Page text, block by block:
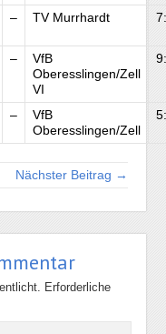
– TV Murrhardt
–
VfB
Oberesslingen/Zell
VI
–
VfB
Oberesslingen/Zell
Nächster Beitrag →
Erforderliche